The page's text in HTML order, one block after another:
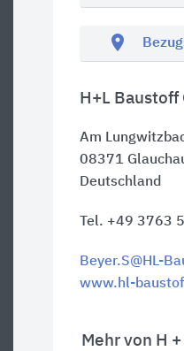
location_on
H+L Baustoff
Am
08371
Deutschland
Tel. +49 3763
Beyer.S@HL-
www.hl-
Mehr von H